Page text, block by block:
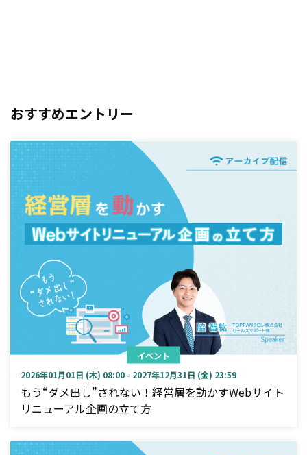
おすすめエントリー
イベント
2026年01月01日 (木) 08:00 - 2027年12月31日 (金) 23:59
もう“ダメ出し”されない！経営層を動かすWebサイト
リニューアル企画の立て方